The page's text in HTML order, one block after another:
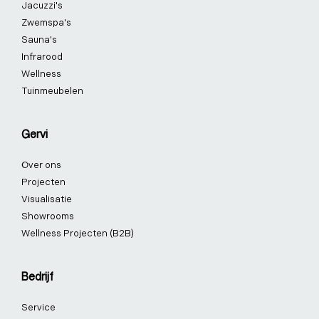
-
f
-
i
Jacuzzi's
Zwemspa's
Sauna's
Infrarood
Wellness
Tuinmeubelen
Gervi
Over ons
Projecten
Visualisatie
Showrooms
Wellness Projecten (B2B)
Bedrijf
Service